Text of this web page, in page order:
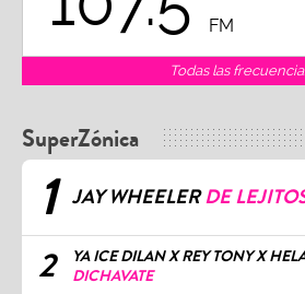
FM
Todas las
SuperZónica
1 JAY WHEELERDE
2
YA ICE DILAN X REY TONY X
DICHAVATE